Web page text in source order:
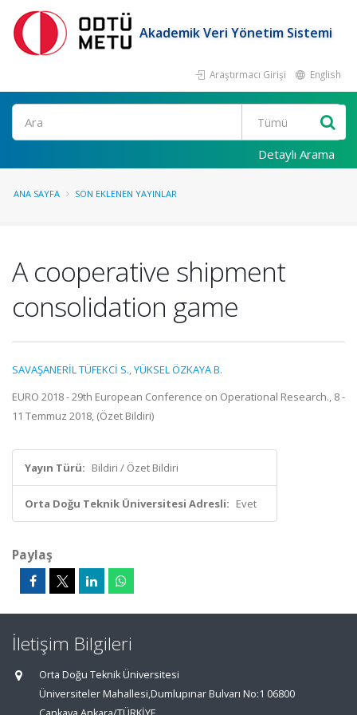
Akademik Veri Yönetim Sistemi
Araştırmacı Girişi English
Ara
Detaylı Arama
ANA SAYFA SON EKLENEN YAYINLAR
A cooperative shipment
consolidation game
SAVAŞANERİL TÜFEKCİ S.,YÜKSEL ÖZKAYA B.
EURO 2018 - 29th European Conference on Operational Research., 8 -
11 Temmuz 2018, (Özet Bildiri)
Yayın Türü: Bildiri / Özet Bildiri
Orta Doğu Teknik Üniversitesi Adresli: Evet
Paylaş
İletişim Bilgileri
Orta Doğu Teknik Üniversitesi
Üniversiteler Mahallesi,Dumlupınar Bulvarı No:1 06800